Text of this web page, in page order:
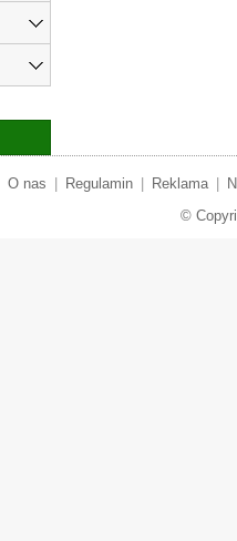
O nas Regulamin Reklama
©